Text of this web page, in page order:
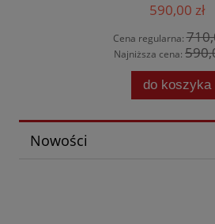
590,00 zł
Cena regularna:
Najniższa cena:
do koszyka
Nowości